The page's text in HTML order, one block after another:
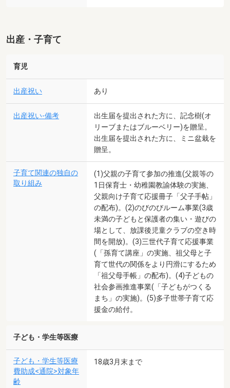
出産・子育て
育児
出産祝い あり
出産祝い-備考
出生届を提出された方に、記念樹(オ
リーブまたはブルーベリー)を贈呈。
出生届を提出された方に、ミニ盆栽を
贈呈。
子育て関連の独自の
取り組み
(1)父親の子育て参加の推進(父親等の
1日保育士・幼稚園教諭体験の実施、
父親向け子育て応援冊子「父子手帖」
の配布)。(2)のびのびルーム事業(3歳
未満の子どもと保護者の集い・遊びの
場として、放課後児童クラブの空き時
間を開放)。(3)三世代子育て応援事業
(「孫育て講座」の実施、祖父母と子
育て世代の関係をより円滑にするため
「祖父母手帳」の配布)。(4)子どもの
社会参画推進事業(「子どもがつくる
まち」の実施)。(5)多子世帯子育て応
援金の給付。
子ども・学生等医療
子ども・学生等医療
費助成<通院>対象年
齢
18歳3月末まで